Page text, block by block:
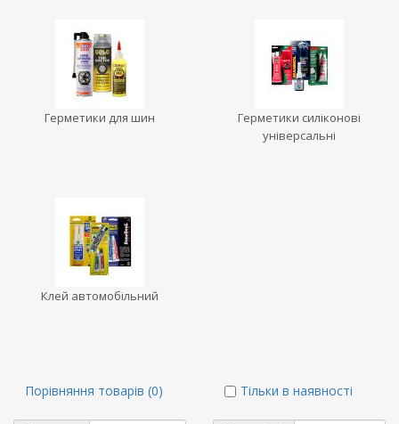
Герметики для шин
Герметики силіконові
універсальні
Клей автомобільний
Порівняння товарів (0) Тільки в наявності